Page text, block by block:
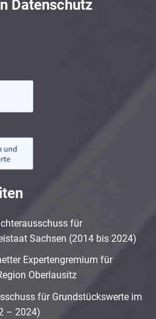
Datenschutz
für
Sachsen (2014 bis 2024)
Expertengremium für
Oberlausitz
für Grundstückswerte im
– 2024)